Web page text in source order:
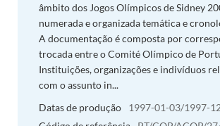
âmbito dos Jogos Olímpicos de Sidney
numerada e organizada temática e
A documentação é composta por
trocada entre o Comité Olímpico de
Instituições, organizações e indivíduos
com o assunto in...
Datas de produção
1997-01-03/1997-